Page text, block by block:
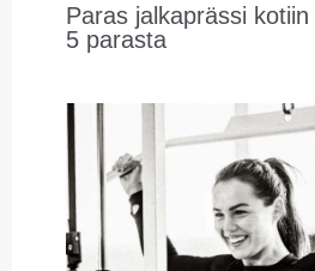
Paras jalkaprässi
5 parasta